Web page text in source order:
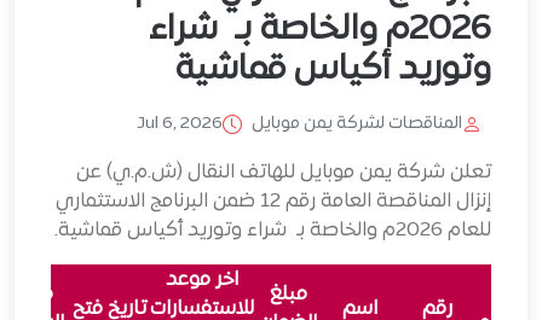
2026م والخاصة بـ شراء
وتوريد أكياس قماشية
المناقصات لشركة يمن موبايل Jul 6, 2026
تعلن شركة يمن موبايل للهاتف النقال (ش.م.ي) عن
إنزال المناقصة العامة رقم 12 ضمن البرنامج الاستثماري
للعام 2026م والخاصة بـ شراء وتوريد أكياس قماشية.
رقم
اسم
مبلغ
اخر موعد
للاستفساراتتاريخ فتح
مبلغ